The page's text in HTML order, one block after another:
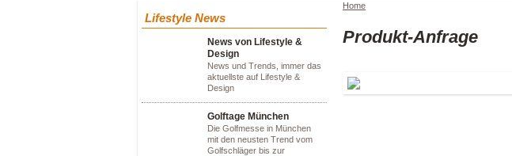
Lifestyle News
News von Lifestyle &
Design
News und Trends, immer das
aktuellste auf Lifestyle &
Design
Golftage München
Die Golfmesse in München
mit den neusten Trend vom
Golfschläger bis zur
Home
Produkt-Anfrage